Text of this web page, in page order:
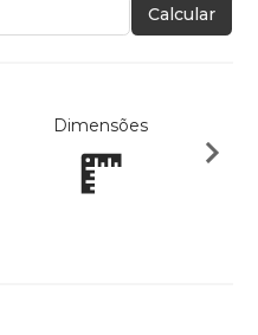
Calcular
Dimensões